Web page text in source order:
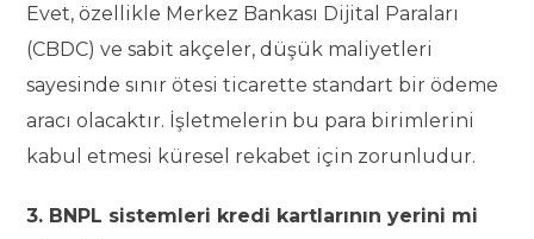
Evet, özellikle Merkez Bankası Dijital Paraları
(CBDC) ve sabit akçeler, düşük maliyetleri
sayesinde sınır ötesi ticarette standart bir ödeme
aracı olacaktır. İşletmelerin bu para birimlerini
kabul etmesi küresel rekabet için zorunludur.
3. BNPL sistemleri kredi kartlarının yerini mi